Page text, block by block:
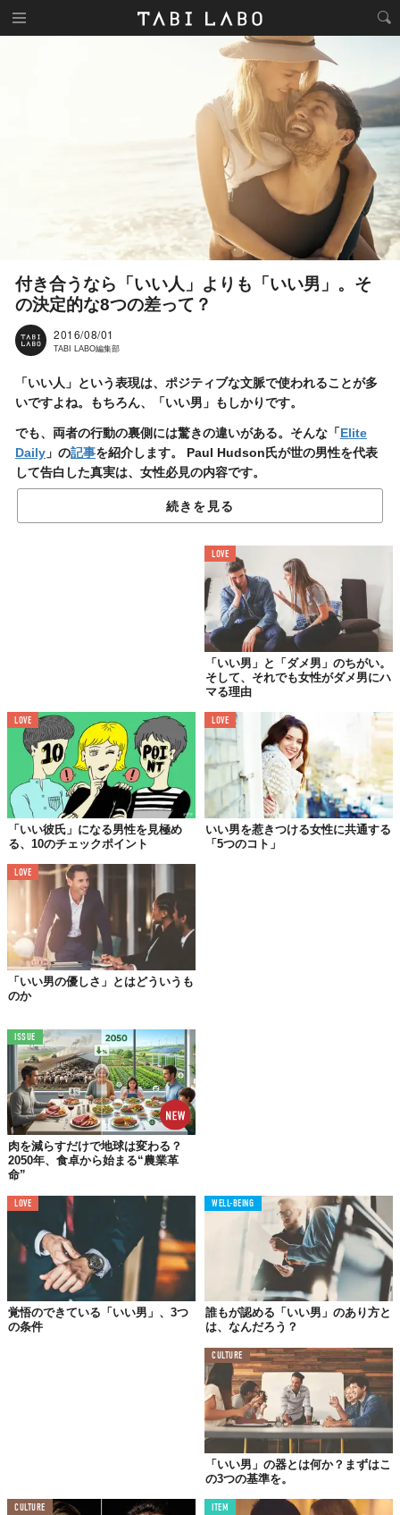
付き合うなら「いい人」よりも「いい男」。そ
の決定的な8つの差って？
2016/08/01
TABI LABO編集部
「いい人」という表現は、ポジティブな文脈で使われることが多
いですよね。もちろん、「いい男」もしかりです。
でも、両者の行動の裏側には驚きの違いがある。そんな「Elite
Daily 」の記事を紹介します。 Paul Hudson氏が世の男性を代表
して告白した真実は、女性必見の内容です。
お世辞を「言う」か
「言わない」か
言葉の重みが違う
ただのいい人は、あなたの気を引くために、常にあなたが喜ぶよ
うなことを言う。実際に、お世辞は素晴らしい効果を発揮するこ
とが多い。お世辞を言える人の大体は世渡り上手だ。
一方でいい男は、世渡り上手になるためだからといって、自分が
思っていないことを言ったりはしない。もし、あなたのことを美
たに伝えたいと思ったから口に出したのだ。
02.
気をつけて！
約束を「守る」か
「守らない」か
いい人は女性が約束事を作りたがるのを知っている。だから、た
とえ守れなさそうな約束でも簡単に口約束をする。守れなかった
ときは立派な言い訳を並べるので、ついついそれに乗せられて彼
を許してしまうはず。彼らにとっては得なことばかりだが、あな
たは損をする一方。
いい男は、そもそも守れると思う約束しかしない。彼らは誓った
約束を破って女性をガッカリさせるくらいなら、初めの段階でで
きないことを伝えたほうがいい、とわかっているから。
03.
利益を期待するのは同じ
ただし…
ドイツの哲学者、イマヌエル・カントの言葉を借りると「人間の
個性は素晴らしいもので、それを自分の個性のために利用するべ
続きを見る
LOVE
「いい男」と「ダメ男」のちがい。
そして、それでも女性がダメ男にハ
マる理由
LOVE
「いい彼氏」になる男性を見極め
る、10のチェックポイント
LOVE
いい男を惹きつける女性に共通する
「5つのコト」
LOVE
「いい男の優しさ」とはどういうも
のか
ISSUE
肉を減らすだけで地球は変わる？
2050年、食卓から始まる“農業革
命”
LOVE
覚悟のできている「いい男」、3つ
の条件
WELL-BEING
誰もが認める「いい男」のあり方と
は、なんだろう？
CULTURE
「いい男」の器とは何か？まずはこ
の3つの基準を。
CULTURE ITEM